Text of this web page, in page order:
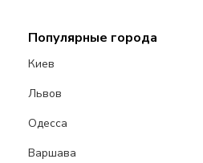
Популярные города
Киев
Львов
Одесса
Варшава